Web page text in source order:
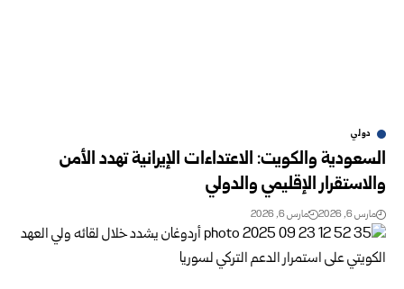
دولي
السعودية والكويت: الاعتداءات الإيرانية تهدد الأمن
والاستقرار الإقليمي والدولي
مارس 6, 2026 مارس 6, 2026